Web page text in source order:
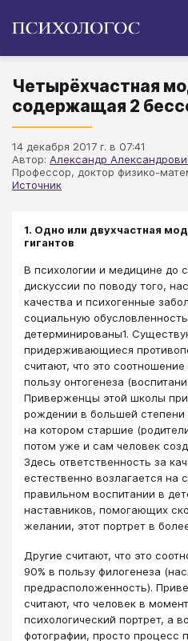
Четырёхчастная
содержащая 2
14 декабря 2017 г. в 07:41
Автор: Александр
Профессор, доктор физико-
Источник
1. Одно или двухчастная
гигантов
В психологии и медицине до
дискуссии по поводу того,
качества и психогенные
социальную
детерминированы1.
придерживающиеся
считают, что это
пользу онтогенеза
Приверженцы этой школы
рождении в большей степени
на котором старшие
потом уже и сам человек
Здесь ответственность за
естественно возлагается на
правильном воспитании в
наставников, помогающих
желании, этот портрет в
Другие считают, что это
90% в пользу филогенеза
предрасположенность).
считают, что человек в
психологический портрет, а
фотографии, просто процесс